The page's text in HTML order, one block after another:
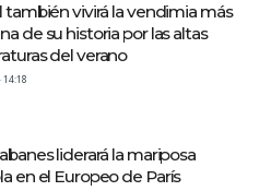
también vivirá la vendimia más
de su historia por las altas
del verano
liderará la mariposa
en el Europeo de París